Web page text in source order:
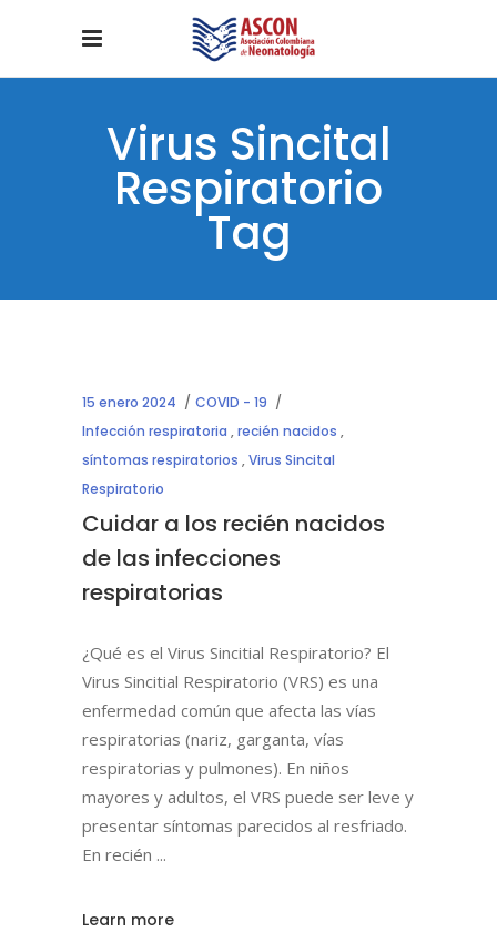
Virus Sincital
Respiratorio
Tag
15 enero 2024
COVID - 19
Infección respiratoria ,recién nacidos ,
síntomas respiratorios ,Virus Sincital
Respiratorio
Cuidar a los recién nacidos
de las infecciones
respiratorias
¿Qué es el Virus Sincitial Respiratorio? El
Virus Sincitial Respiratorio (VRS) es una
enfermedad común que afecta las vías
respiratorias (nariz, garganta, vías
respiratorias y pulmones). En niños
mayores y adultos, el VRS puede ser leve y
presentar síntomas parecidos al resfriado.
En recién
Learn more